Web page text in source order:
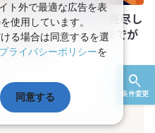
条件変更
員限定】tabiwaSP売尽し
早期申込】45日前までが
タイル★
ト外で最適な広告を表
使用しています。
る場合は同意するを選
プライバシーポリシーを
同意する